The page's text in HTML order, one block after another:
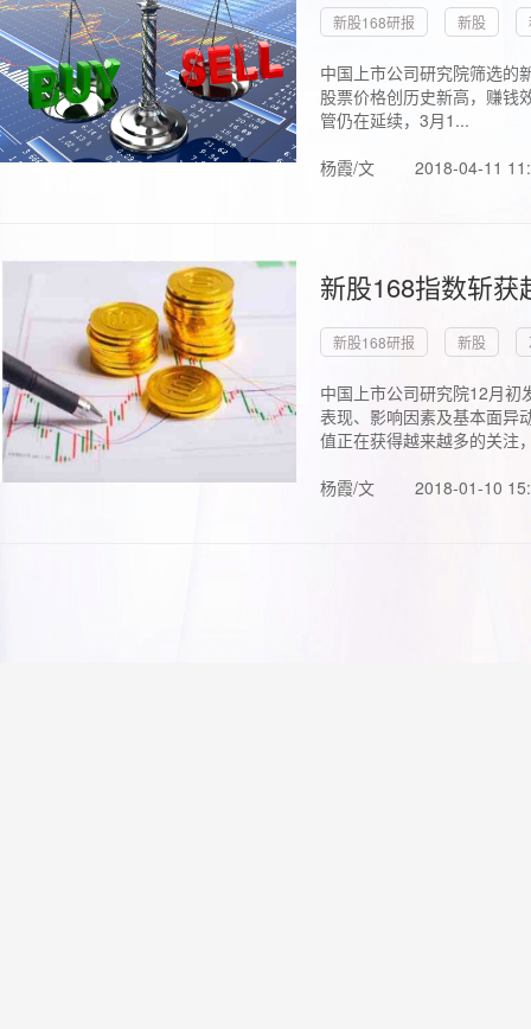
新股168研报 新股
中国上市公司研究院筛选的
股票价格创历史新高，赚钱
管仍在延续，3月1...
杨霞/文
2018-04-11
新股168指数斩
新股168研报 新股
中国上市公司研究院12月初
表现、影响因素及基本面异
值正在获得越来越多的关注
杨霞/文
2018-01-10